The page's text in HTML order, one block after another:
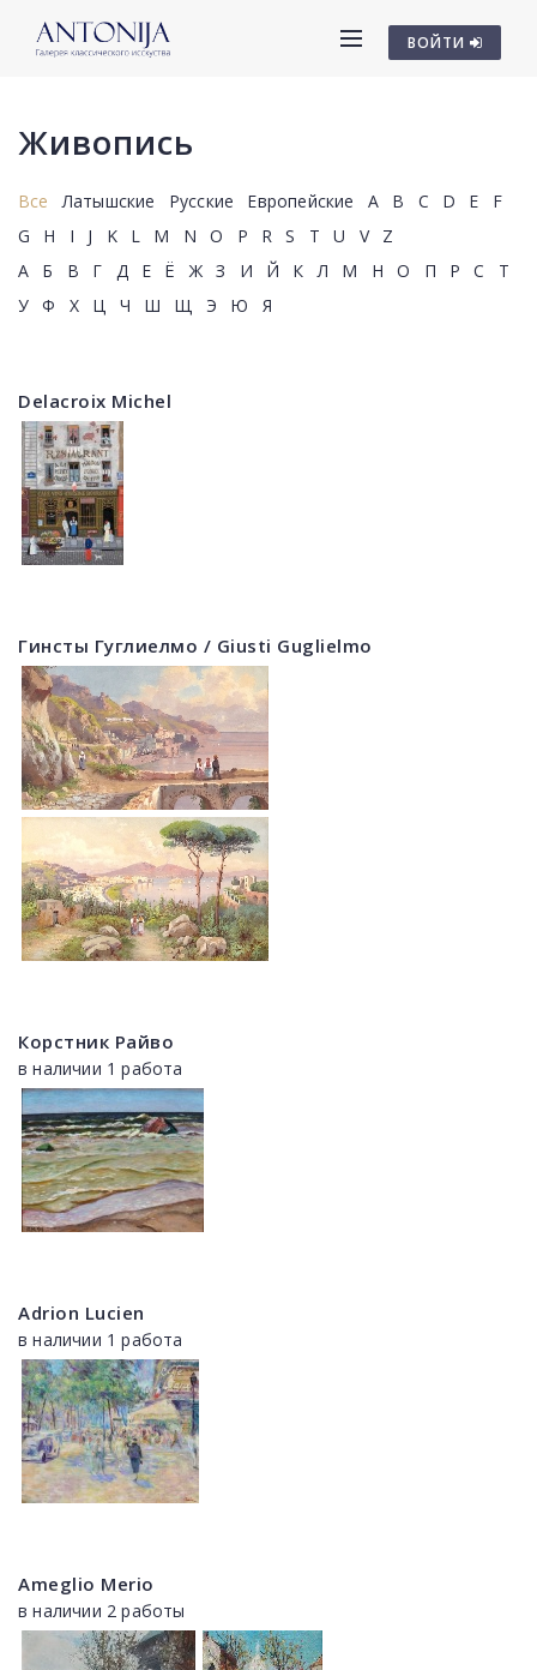
ВОЙТИ
Живопись
Все Латышские Русские Европейские A B C D E
F
G
H I J K L M N O P R S T U V
Z
А
Б В Г Д Е Ё Ж З И Й К Л М Н О П Р С
Т
У
Ф Х Ц Ч Ш Щ Э Ю Я
Delacroix Michel
Гинсты Гуглиелмо / Giusti Guglielmo
Корстник Райво
в наличии 1 работа
Adrion Lucien
в наличии 1 работа
Ameglio Merio
в наличии 2 работы